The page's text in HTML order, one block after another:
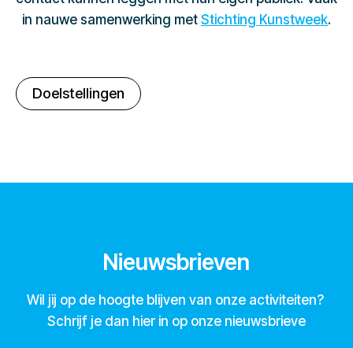
in nauwe samenwerking met Stichting Kunstweek.
Doelstellingen
Nieuwsbrieven
Wil jij op de hoogte blijven van onze activiteiten?
Schrijf je dan hier in op onze nieuwsbrieve